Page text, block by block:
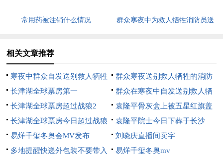
常用药被注销什么情况
群众寒夜中为救人牺牲消防员送
相关文章推荐
寒夜中群众自发送别救人牺牲
消防员
群众寒夜送别救人牺牲的消防
员英雄
长津湖全球票房第一
群众在寒夜中自发送别救人牺
牲消防员
长津湖全球票房超过战狼2
袁隆平骨灰盒上被五星红旗盖
着
长津湖全球票房今日超过战狼
2
袁隆平院士今日下葬于长沙
易烊千玺冬奥会MV发布
刘晓庆直播间卖字
多地提醒快递外包装不要带入
易烊千玺冬奥mv